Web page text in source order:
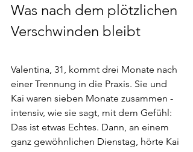
Was nach dem plötzlichen
Verschwinden bleibt
Valentina, 31, kommt drei Monate nach
einer Trennung in die Praxis. Sie und
Kai waren sieben Monate zusammen -
intensiv, wie sie sagt, mit dem Gefühl:
Das ist etwas Echtes. Dann, an einem
ganz gewöhnlichen Dienstag, hörte Kai